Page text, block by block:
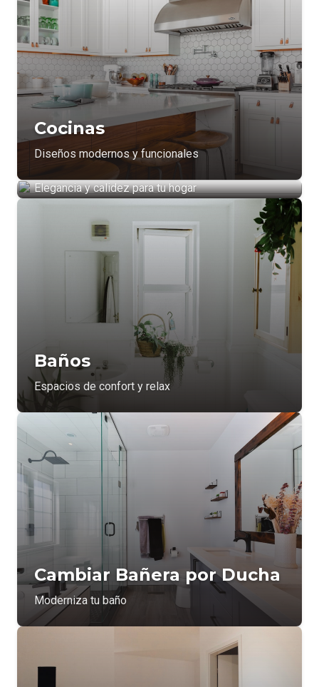
Cocinas
Diseños modernos y funcionales
Instalación Parquet
Elegancia y calidez para tu hogar
Baños
Espacios de confort y relax
Cambiar Bañera por Ducha
Moderniza tu baño